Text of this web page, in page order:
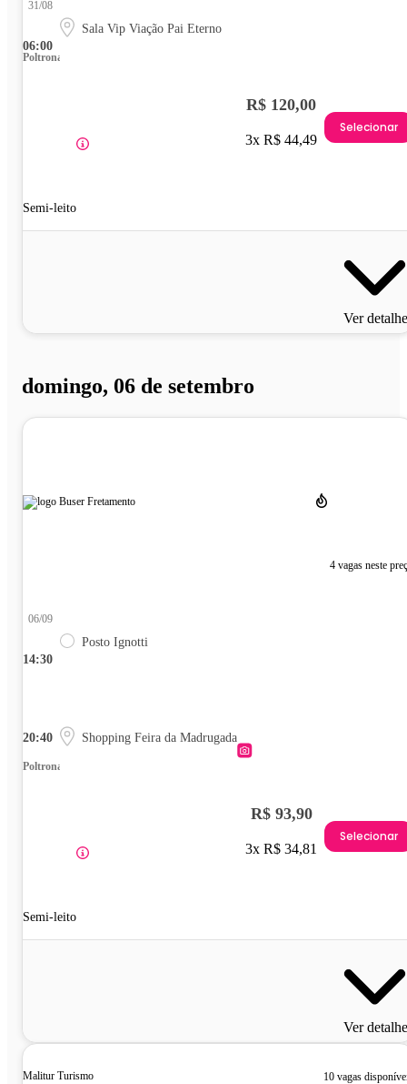
06:00
31/08
Sala Vip Viação Pai Eterno
Poltrona
Semi-leito
R$ 120,00
3x R$ 44,49
Selecionar
Ver
domingo, 06 de setembro
4 vagas neste
14:30
06/09
Posto Ignotti
20:40 Shopping Feira da Madrugada
Poltrona
Semi-leito
R$ 93,90
3x R$ 34,81
Selecionar
Ver
Malitur Turismo 10 vagas